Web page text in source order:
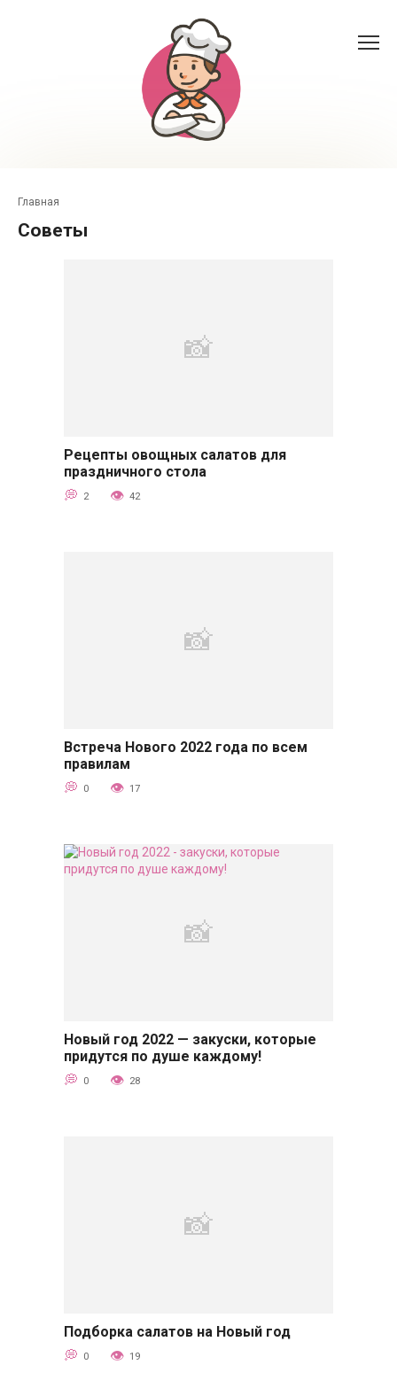
Главная
Советы
Советы
Рецепты овощных салатов для
праздничного стола
2 42
Советы
Встреча Нового 2022 года по всем
правилам
0 17
Новый год 2022 — закуски, которые
придутся по душе каждому!
0 28
Советы
Подборка салатов на Новый год
0 19